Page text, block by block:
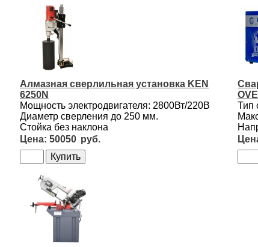
Алмазная сверлильная установка KEN
6250N
Мощность электродвигателя: 2800Вт/220В
Диаметр сверления до 250 мм.
Стойка без наклона
50050
Тип